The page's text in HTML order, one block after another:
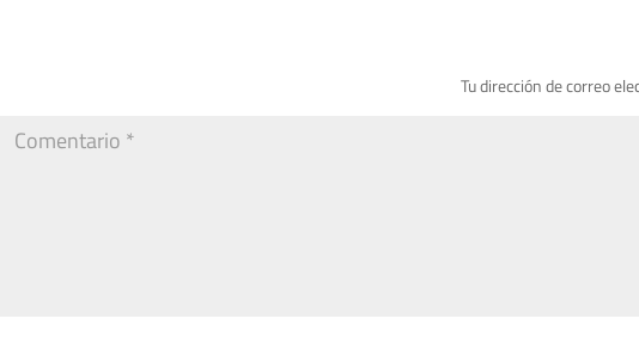
Tu dirección de correo